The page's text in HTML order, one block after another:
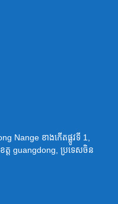
Nange ខាងកើតផ្លូវទី 1,
ត្ត guangdong, ប្រទេសចិន